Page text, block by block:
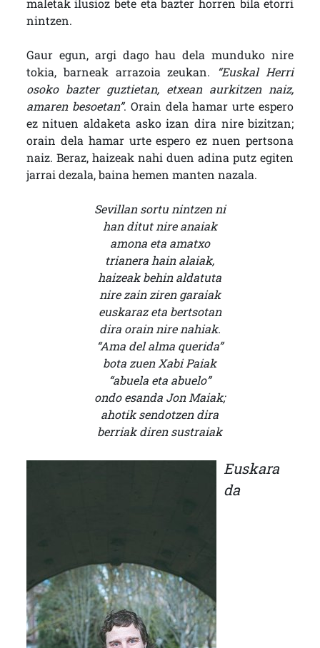
maletak ilusioz bete eta bazter horren bila etorri
nintzen.
Gaur egun, argi dago hau dela munduko nire
tokia, barneak arrazoia zeukan. “Euskal Herri
osoko bazter guztietan, etxean aurkitzen naiz,
amaren besoetan”. Orain dela hamar urte espero
ez nituen aldaketa asko izan dira nire bizitzan;
orain dela hamar urte espero ez nuen pertsona
naiz. Beraz, haizeak nahi duen adina putz egiten
jarrai dezala, baina hemen manten nazala.
Sevillan sortu nintzen ni
han ditut nire anaiak
amona eta amatxo
trianera hain alaiak,
haizeak behin aldatuta
nire zain ziren garaiak
euskaraz eta bertsotan
dira orain nire nahiak.
“Ama del alma querida”
bota zuen Xabi Paiak
“abuela eta abuelo”
ondo esanda Jon Maiak;
ahotik sendotzen dira
berriak diren sustraiak
Euskara
da